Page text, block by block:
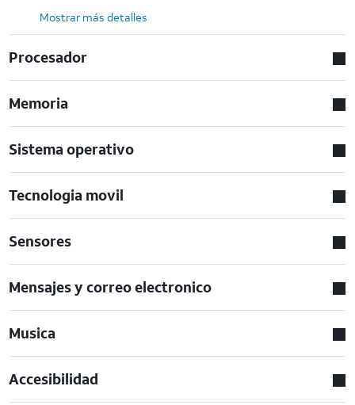
Mostrar más detalles
Procesador
Memoria
Sistema operativo
Tecnologia movil
Sensores
Mensajes y correo electronico
Musica
Accesibilidad